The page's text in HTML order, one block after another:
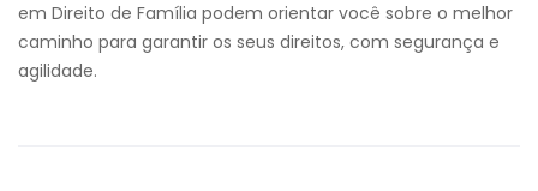
em Direito de Família podem orientar você sobre o melhor
caminho para garantir os seus direitos, com segurança e
agilidade.